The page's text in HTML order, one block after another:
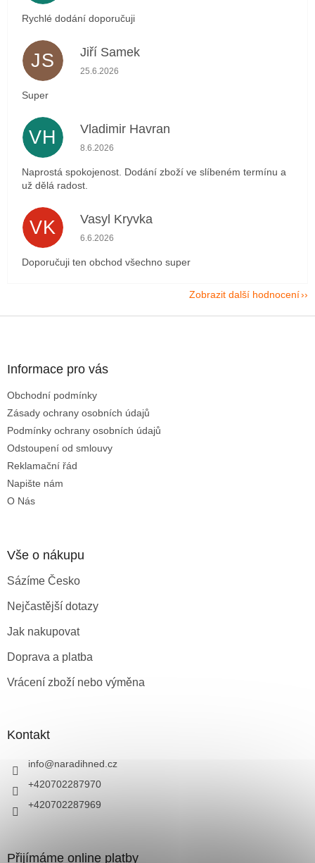
Rychlé dodání doporučuji
JS Jiří Samek
Hodnocení obchodu je 5 z 5 hvězdiček.
25.6.2026
Super
VH Vladimir Havran
Hodnocení obchodu je 5 z 5 hvězdiček.
8.6.2026
Naprostá spokojenost. Dodání zboží ve slíbeném termínu a
už dělá radost.
VK Vasyl Kryvka
Hodnocení obchodu je 5 z 5 hvězdiček.
6.6.2026
Doporučuji ten obchod všechno super
Zobrazit další hodnocení
Informace pro vás
Obchodní podmínky
Zásady ochrany osobních údajů
Podmínky ochrany osobních údajů
Odstoupení od smlouvy
Reklamační řád
Napište nám
O Nás
Vše o nákupu
Sázíme Česko
Nejčastější dotazy
Jak nakupovat
Doprava a platba
Vrácení zboží nebo výměna
Kontakt
info@naradihned.cz
+420702287970
+420702287969
Přijímáme online platby